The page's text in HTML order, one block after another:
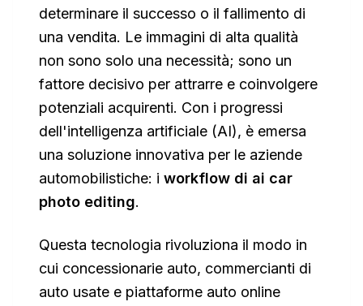
determinare il successo o il fallimento di
una vendita. Le immagini di alta qualità
non sono solo una necessità; sono un
fattore decisivo per attrarre e coinvolgere
potenziali acquirenti. Con i progressi
dell'intelligenza artificiale (AI), è emersa
una soluzione innovativa per le aziende
automobilistiche: i workflow di ai car
photo editing.
Questa tecnologia rivoluziona il modo in
cui concessionarie auto, commercianti di
auto usate e piattaforme auto online